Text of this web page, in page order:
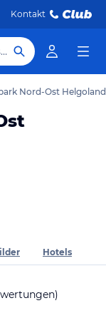
Kontakt
Hotel, Reiseziel
Nord-Ost Helgoland
Hotels